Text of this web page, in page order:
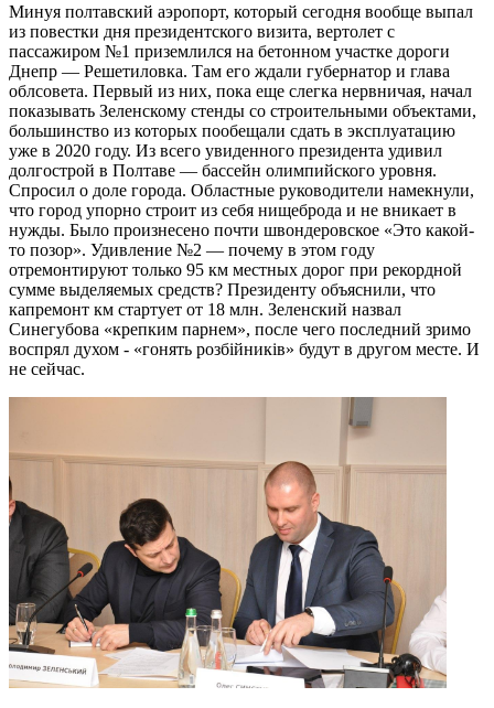
Минуя полтавский аэропорт, который сегодня вообще выпал
из повестки дня президентского визита, вертолет с
пассажиром №1 приземлился на бетонном участке дороги
Днепр — Решетиловка. Там его ждали губернатор и глава
облсовета. Первый из них, пока еще слегка нервничая, начал
показывать Зеленскому стенды со строительными объектами,
большинство из которых пообещали сдать в эксплуатацию
уже в 2020 году. Из всего увиденного президента удивил
долгострой в Полтаве — бассейн олимпийского уровня.
Спросил о доле города. Областные руководители намекнули,
что город упорно строит из себя нищеброда и не вникает в
нужды. Было произнесено почти швондеровское «Это какой-
то позор». Удивление №2 — почему в этом году
отремонтируют только 95 км местных дорог при рекордной
сумме выделяемых средств? Президенту объяснили, что
капремонт км стартует от 18 млн. Зеленский назвал
Синегубова «крепким парнем», после чего последний зримо
воспрял духом - «гонять розбійників» будут в другом месте. И
не сейчас.